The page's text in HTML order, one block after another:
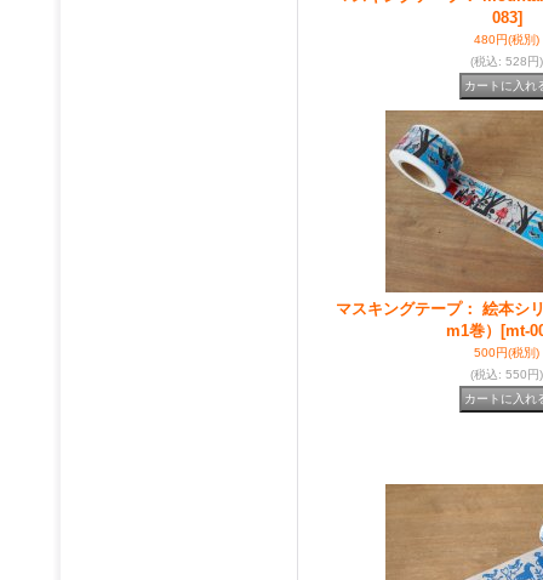
083]
480円(税別)
(税込: 528円)
マスキングテープ： 絵本シ
m1巻）
[mt-
500円(税別)
(税込: 550円)